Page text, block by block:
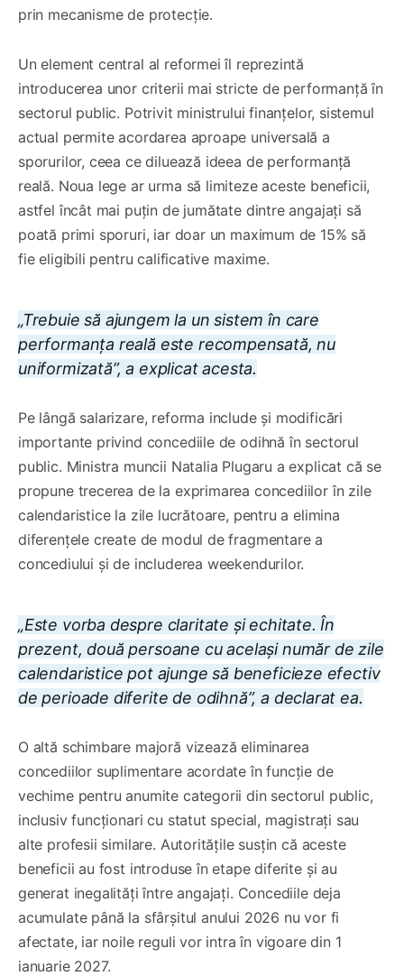
prin mecanisme de protecție.
Un element central al reformei îl reprezintă
introducerea unor criterii mai stricte de performanță în
sectorul public. Potrivit ministrului finanțelor, sistemul
actual permite acordarea aproape universală a
sporurilor, ceea ce diluează ideea de performanță
reală. Noua lege ar urma să limiteze aceste beneficii,
astfel încât mai puțin de jumătate dintre angajați să
poată primi sporuri, iar doar un maximum de 15% să
fie eligibili pentru calificative maxime.
„Trebuie să ajungem la un sistem în care
performanța reală este recompensată, nu
uniformizată”, a explicat acesta.
Pe lângă salarizare, reforma include și modificări
importante privind concediile de odihnă în sectorul
public. Ministra muncii Natalia Plugaru a explicat că se
propune trecerea de la exprimarea concediilor în zile
calendaristice la zile lucrătoare, pentru a elimina
diferențele create de modul de fragmentare a
concediului și de includerea weekendurilor.
„Este vorba despre claritate și echitate. În
prezent, două persoane cu același număr de zile
calendaristice pot ajunge să beneficieze efectiv
de perioade diferite de odihnă”, a declarat ea.
O altă schimbare majoră vizează eliminarea
concediilor suplimentare acordate în funcție de
vechime pentru anumite categorii din sectorul public,
inclusiv funcționari cu statut special, magistrați sau
alte profesii similare. Autoritățile susțin că aceste
beneficii au fost introduse în etape diferite și au
generat inegalități între angajați. Concediile deja
acumulate până la sfârșitul anului 2026 nu vor fi
afectate, iar noile reguli vor intra în vigoare din 1
ianuarie 2027.